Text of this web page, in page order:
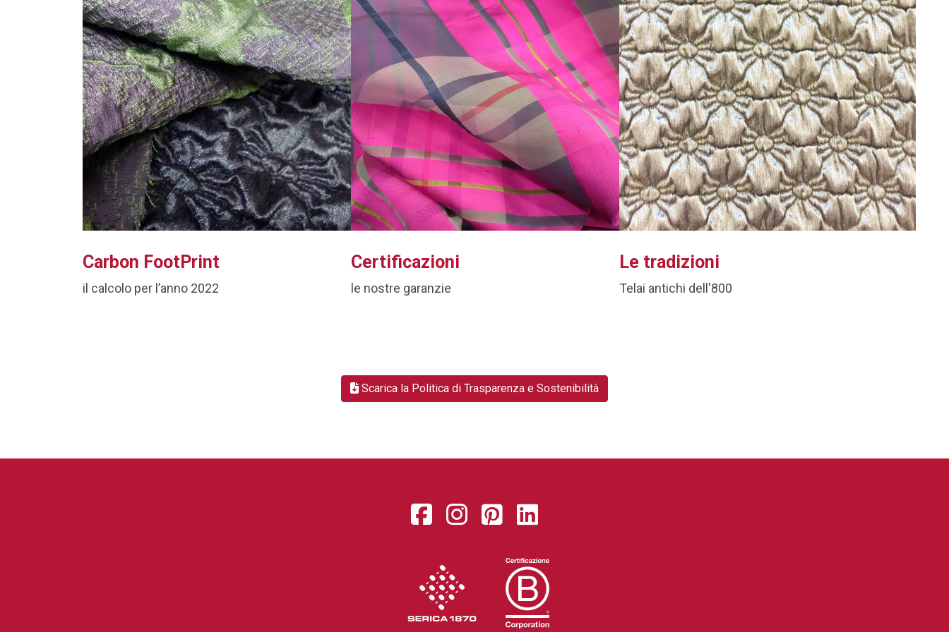
Carbon FootPrint
il calcolo per l’anno 2022
Certificazioni
le nostre garanzie
Le tradizioni
Telai antichi dell'800
Scarica la Politica di Trasparenza e Sostenibilità
Facebook
Instagram
Pinterest
LinkedIn